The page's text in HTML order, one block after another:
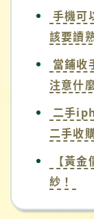
手機可
該要讀
當鋪收
注意什
二手
二手收
【黃
紗！